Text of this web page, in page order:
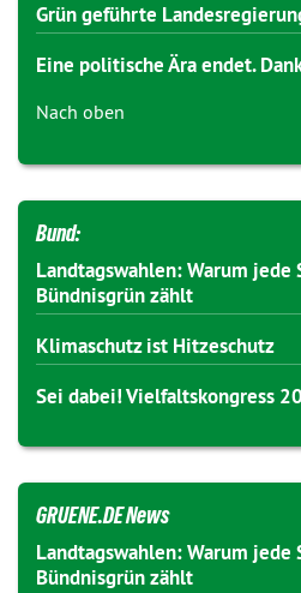
Grün geführte
Eine politische Ära endet.
Nach oben
Bund:
Landtagswahlen: Warum jede
Bündnisgrün zählt
Klimaschutz ist Hitzeschutz
Sei dabei! Vielfaltskongress
GRUENE.DE News
Landtagswahlen: Warum jede
Bündnisgrün zählt